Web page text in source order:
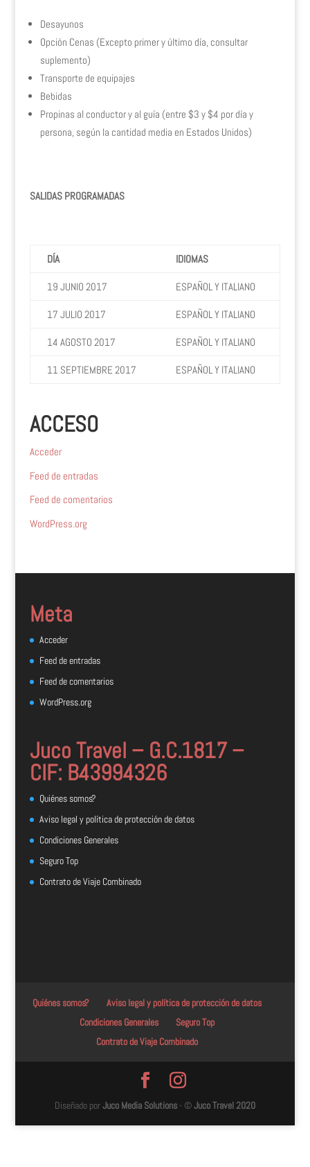
Desayunos
Opción Cenas (Excepto primer y último día, consultar
suplemento)
Transporte de equipajes
Bebidas
Propinas al conductor y al guía (entre $3 y $4 por día y
persona, según la cantidad media en Estados Unidos)
SALIDAS PROGRAMADAS
DÍA IDIOMAS
19 JUNIO 2017 ESPAÑOL Y ITALIANO
17 JULIO 2017 ESPAÑOL Y ITALIANO
14 AGOSTO 2017 ESPAÑOL Y ITALIANO
11 SEPTIEMBRE 2017 ESPAÑOL Y ITALIANO
ACCESO
Acceder
Feed de entradas
Feed de comentarios
WordPress.org
Meta
Acceder
Feed de entradas
Feed de comentarios
WordPress.org
Juco Travel – G.C.1817 –
CIF: B43994326
Quiénes somos?
Aviso legal y política de protección de datos
Condiciones Generales
Seguro Top
Contrato de Viaje Combinado
Quiénes somos?
Aviso legal y política de protección de datos
Condiciones Generales
Seguro Top
Contrato de Viaje Combinado
Diseñado porJuco Media Solutions- ©Juco Travel 2020